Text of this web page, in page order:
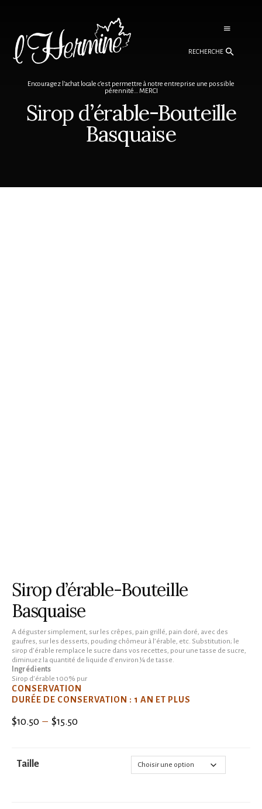
Encouragez l’achat locale c’est permettre à notre entreprise une possible
pérennité… MERCI
Recherche
Sirop d’érable-Bouteille
Basquaise
Sirop d’érable-Bouteille
Basquaise
A déguster simplement, sur les crêpes, pain grillé, pain doré, avec des
gaufres, sur les desserts, pouding chômeur à l’érable, etc. Substitution; le
sirop d’érable remplace le sucre dans vos recettes, pour une tasse de sucre,
diminuez la quantité de liquide d’environ ¼ de tasse.
Ingrédients
Sirop d’érable 100% pur
CONSERVATION
DURÉE DE CONSERVATION : 1 AN ET PLUS
$10.50 – $15.50
Taille